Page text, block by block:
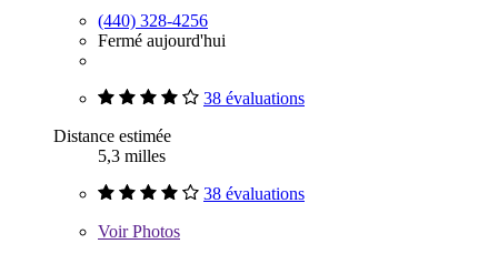
(440) 328-4256
Fermé aujourd'hui
38 évaluations
Distance estimée
5,3 milles
38 évaluations
VoirPhotos